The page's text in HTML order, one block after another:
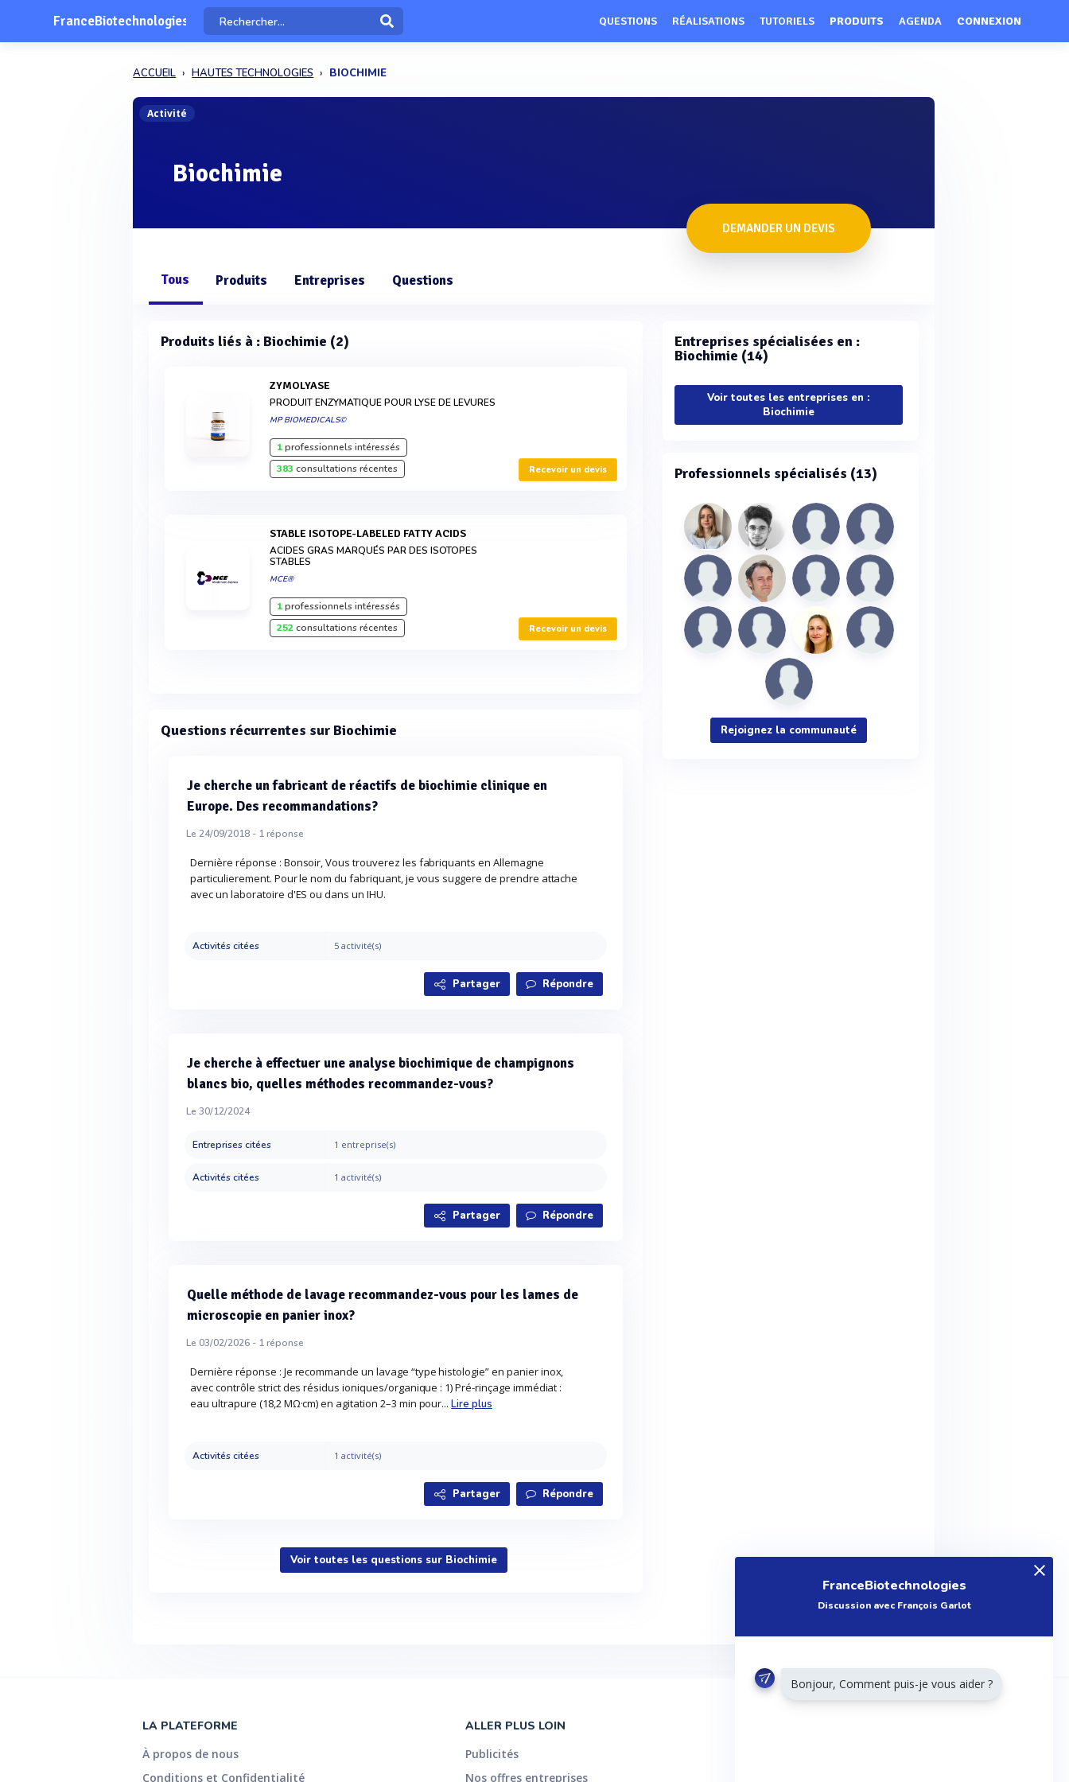
FranceBiotechnologies QUESTIONS RÉALISATIONS TUTORIELS PRODUITS AGENDA CONNEXION
ACCUEIL HAUTES TECHNOLOGIES BIOCHIMIE
Activité
Biochimie
DEMANDER UN DEVIS
Tous Produits Entreprises Questions
Produits liés à : Biochimie (2)
ZYMOLYASE
PRODUIT ENZYMATIQUE POUR LYSE DE LEVURES
MP BIOMEDICALS©
1professionnels intéressés
383 consultations récentes Recevoir un devis
STABLE ISOTOPE-LABELED FATTY ACIDS
ACIDES GRAS MARQUÉS PAR DES ISOTOPES
STABLES
MCE®
1professionnels intéressés
252consultations récentes Recevoir un devis
Questions récurrentes sur Biochimie
Je cherche un fabricant de réactifs de biochimie clinique en
Europe. Des recommandations?
Le 24/09/2018 - 1réponse
Dernière réponse : Bonsoir, Vous trouverez les fabriquants en Allemagne
particulierement. Pour le nom du fabriquant, je vous suggere de prendre attache
avec un laboratoire d'ES ou dans un IHU.
Activités citées 5 activité(s)
Partager Répondre
Je cherche à effectuer une analyse biochimique de champignons
blancs bio, quelles méthodes recommandez-vous?
Le 30/12/2024
Entreprises citées 1 entreprise(s)
Activités citées 1 activité(s)
Partager Répondre
Quelle méthode de lavage recommandez-vous pour les lames de
microscopie en panier inox?
Le 03/02/2026 - 1réponse
Dernière réponse : Je recommande un lavage “type histologie” en panier inox,
avec contrôle strict des résidus ioniques/organique : 1) Pré-rinçage immédiat :
eau ultrapure (18,2 MΩ·cm) en agitation 2–3 min pour...Lire plus
Activités citées 1 activité(s)
Partager Répondre
Voir toutes les questions sur Biochimie
Entreprises spécialisées en :
Biochimie (14)
Voir toutes les entreprises en :
Biochimie
Professionnels spécialisés (13)
Rejoignez la communauté
LA PLATEFORME
À propos de nous
Conditions et Confidentialité
ALLER PLUS LOIN
Publicités
Nos offres entreprises
FranceBiotechnologies
Discussion avec François Garlot
Bonjour, Comment puis-je vous aider ?